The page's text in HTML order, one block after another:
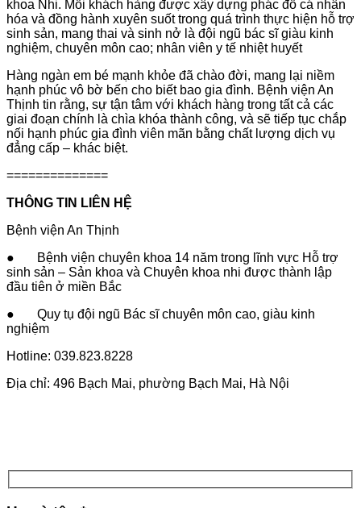
khoa Nhi. Mỗi khách hàng được xây dựng phác đồ cá nhân
hóa và đồng hành xuyên suốt trong quá trình thực hiện hỗ trợ
sinh sản, mang thai và sinh nở là đội ngũ bác sĩ giàu kinh
nghiệm, chuyên môn cao; nhân viên y tế nhiệt huyết
Hàng ngàn em bé mạnh khỏe đã chào đời, mang lại niềm
hạnh phúc vô bờ bến cho biết bao gia đình. Bệnh viện An
Thịnh tin rằng, sự tận tâm với khách hàng trong tất cả các
giai đoạn chính là chìa khóa thành công, và sẽ tiếp tục chắp
nối hạnh phúc gia đình viên mãn bằng chất lượng dịch vụ
đẳng cấp – khác biệt.
==============
THÔNG TIN LIÊN HỆ
Bệnh viện An Thịnh
● Bệnh viện chuyên khoa 14 năm trong lĩnh vực Hỗ trợ
sinh sản – Sản khoa và Chuyên khoa nhi được thành lập
đầu tiên ở miền Bắc
● Quy tụ đội ngũ Bác sĩ chuyên môn cao, giàu kinh
nghiệm
Hotline: 039.823.8228
Địa chỉ: 496 Bạch Mai, phường Bạch Mai, Hà Nội